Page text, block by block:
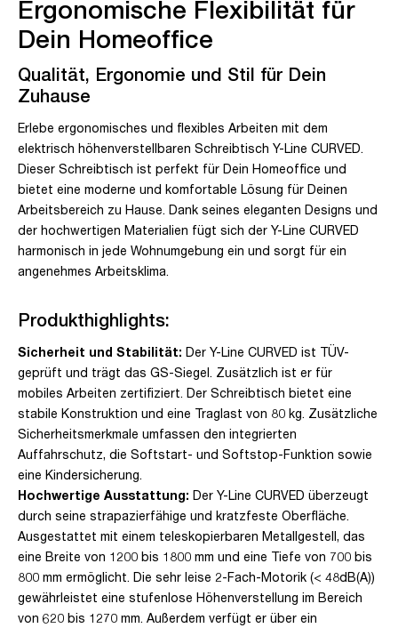
Ergonomische Flexibilität für
Dein Homeoffice
Qualität, Ergonomie und Stil für Dein
Zuhause
Erlebe ergonomisches und flexibles Arbeiten mit dem
elektrisch höhenverstellbaren Schreibtisch Y-Line CURVED.
Dieser Schreibtisch ist perfekt für Dein Homeoffice und
bietet eine moderne und komfortable Lösung für Deinen
Arbeitsbereich zu Hause. Dank seines eleganten Designs und
der hochwertigen Materialien fügt sich der Y-Line CURVED
harmonisch in jede Wohnumgebung ein und sorgt für ein
angenehmes Arbeitsklima.
Produkthighlights:
Sicherheit und Stabilität: Der Y-Line CURVED ist TÜV-
geprüft und trägt das GS-Siegel. Zusätzlich ist er für
mobiles Arbeiten zertifiziert. Der Schreibtisch bietet eine
stabile Konstruktion und eine Traglast von 80 kg. Zusätzliche
Sicherheitsmerkmale umfassen den integrierten
Auffahrschutz, die Softstart- und Softstop-Funktion sowie
eine Kindersicherung.
Hochwertige Ausstattung: Der Y-Line CURVED überzeugt
durch seine strapazierfähige und kratzfeste Oberfläche.
Ausgestattet mit einem teleskopierbaren Metallgestell, das
eine Breite von 1200 bis 1800 mm und eine Tiefe von 700 bis
800 mm ermöglicht. Die sehr leise 2-Fach-Motorik (< 48dB(A))
gewährleistet eine stufenlose Höhenverstellung im Bereich
von 620 bis 1270 mm. Außerdem verfügt er über ein